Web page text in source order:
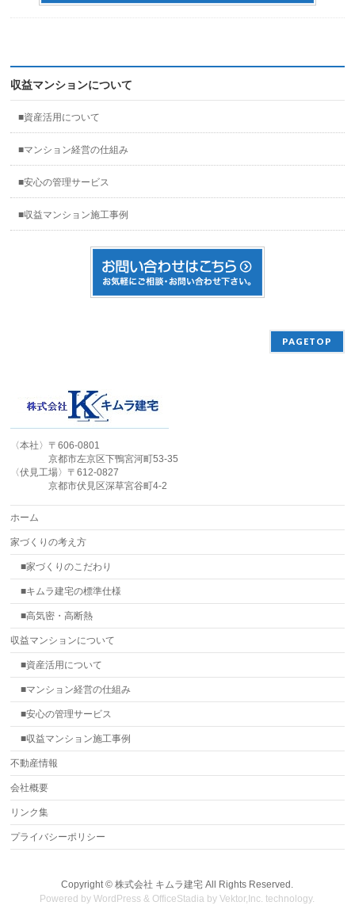
収益マンションについて
■資産活用について
■マンション経営の仕組み
■安心の管理サービス
■収益マンション施工事例
PAGETOP
〈本社〉〒606-0801
京都市左京区下鴨宮河町53-35
〈伏見工場〉〒612-0827
京都市伏見区深草宮谷町4-2
ホーム
家づくりの考え方
■家づくりのこだわり
■キムラ建宅の標準仕様
■高気密・高断熱
収益マンションについて
■資産活用について
■マンション経営の仕組み
■安心の管理サービス
■収益マンション施工事例
不動産情報
会社概要
リンク集
プライバシーポリシー
Copyright ©株式会社 キムラ建宅 All Rights Reserved.
Powered byWordPress & OfficeStadia byVektor,Inc. technology.